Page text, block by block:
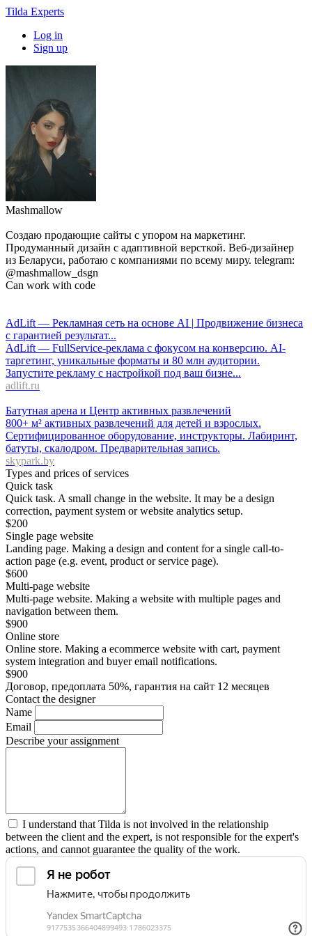
Tilda Experts
Log in
Sign up
Mashmallow
Создаю продающие сайты с упором на маркетинг.
Продуманный дизайн с адаптивной версткой. Веб-дизайнер
из Беларуси, работаю с компаниями по всему миру. telegram:
@mashmallow_dsgn
Can work with code
AdLift — Рекламная сеть на основе AI | Продвижение бизнеса
с гарантией результат...
AdLift — FullService-реклама с фокусом на конверсию. AI-
таргетинг, уникальные форматы и 80 млн аудитории.
Запустите рекламу с настройкой под ваш бизне...
adlift.ru
Батутная арена и Центр активных развлечений
800+ м² активных развлечений для детей и взрослых.
Сертифицированное оборудование, инструкторы. Лабиринт,
батуты, скалодром. Предварительная запись.
skypark.by
Types and prices of services
Quick task
Quick task. A small change in the website. It may be a design
correction, payment system or website analytics setup.
$200
Single page website
Landing page. Making a design and content for a single call-to-
action page (e.g. event, product or service page).
$600
Multi-page website
Multi-page website. Making a website with multiple pages and
navigation between them.
$900
Online store
Online store. Making a ecommerce website with cart, payment
system integration and buyer email notifications.
$900
Договор, предоплата 50%, гарантия на сайт 12 месяцев
Contact the designer
Name
Email
Describe your assignment
I understand that Tilda is not involved in the relationship
between the client and the expert, is not responsible for the expert's
actions, and cannot guarantee the quality of the work.